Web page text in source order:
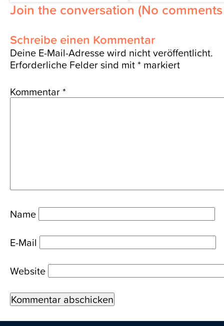
Join the conversation (No
Schreibe einen Kommentar
Deine E-Mail-Adresse wird nicht veröffentlicht.
Erforderliche Felder sind mit * markiert
Kommentar *
Name
E-Mail
Website